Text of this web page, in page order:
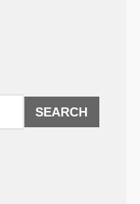
SEARCH